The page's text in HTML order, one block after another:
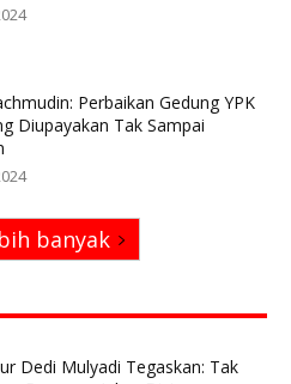
Perbaikan Gedung YPK
Diupayakan Tak Sampai
banyak
Dedi Mulyadi Tegaskan: Tak